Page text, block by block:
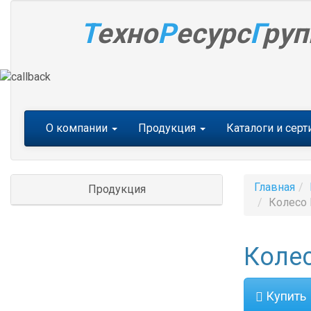
ТехноРесурсГ
О компании Продукция Каталоги и
Продукция Главная
Колесо
Купить